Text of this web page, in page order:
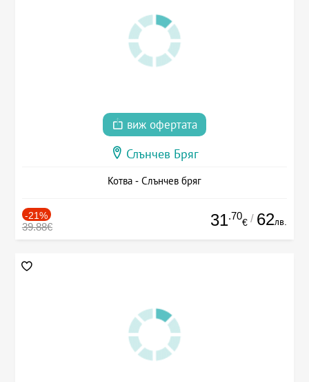
виж офертата
Слънчев Бряг
Котва - Слънчев бряг
-21%
39.88€ 31.70
€ / 62лв.